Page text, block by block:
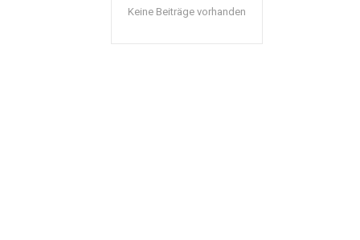
Keine Beiträge vorhanden